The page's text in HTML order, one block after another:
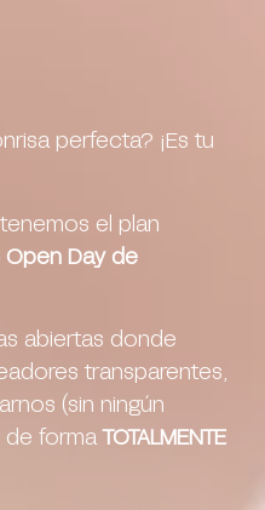
perfecta? ¡Es tu
el plan
Open Day de
abiertas donde
transparentes,
(sin ningún
de formaTOTALMENTE